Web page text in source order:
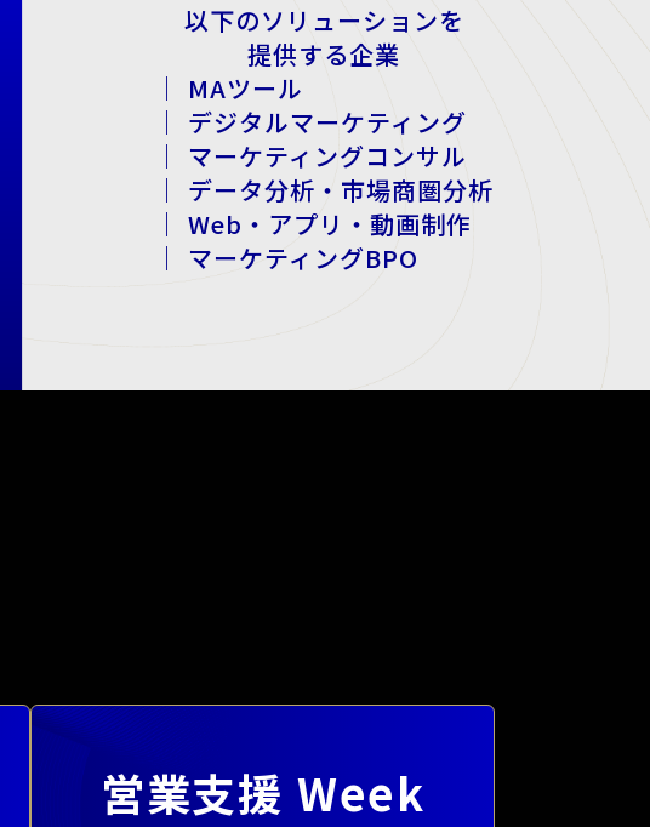
以下のソリューションを
提供する企業
｜ MAツール
｜ デジタルマーケティング
｜ マーケティングコンサル
｜ データ分析・市場商圏分析
｜ Web・アプリ・動画制作
｜ マーケティングBPO
営業支援 Week